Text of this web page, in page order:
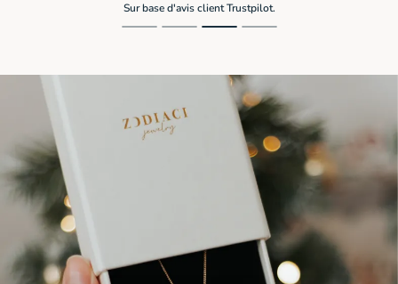
Sur base d'avis client Trustpilot.